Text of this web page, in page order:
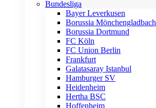
Bundesliga
Bayer Leverkusen
Borussia Mönchengladbach
Borussia Dortmund
FC Köln
FC Union Berlin
Frankfurt
Galatasaray Istanbul
Hamburger SV
Heidenheim
Hertha BSC
Hoffenheim